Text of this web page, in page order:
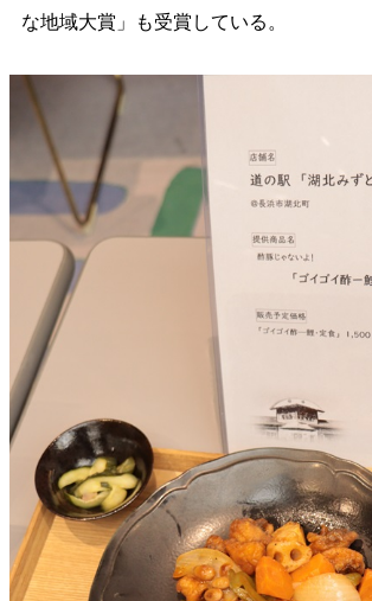
な地域大賞」も受賞している。